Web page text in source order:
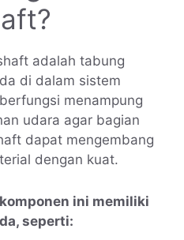
adalah tabung
di dalam sistem
menampung
udara agar bagian
dapat mengembang
dengan kuat.
ini memiliki
seperti: